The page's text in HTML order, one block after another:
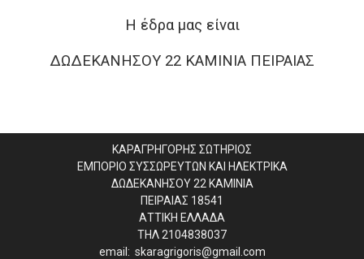
Η έδρα μας είναι
ΔΩΔΕΚΑΝΗΣΟΥ 22 ΚΑΜΙΝΙΑ ΠΕΙΡΑΙΑΣ
ΚΑΡΑΓΡΗΓΟΡΗΣ ΣΩΤΗΡΙΟΣ
ΕΜΠΟΡΙΟ ΣΥΣΣΩΡΕΥΤΩΝ ΚΑΙ ΗΛΕΚΤΡΙΚΑ
ΔΩΔΕΚΑΝΗΣΟΥ 22 ΚΑΜΙΝΙΑ
ΠΕΙΡΑΙΑΣ 18541
ΑΤΤΙΚΗ ΕΛΛΑΔΑ
ΤΗΛ 2104838037
email: skaragrigoris@gmail.com